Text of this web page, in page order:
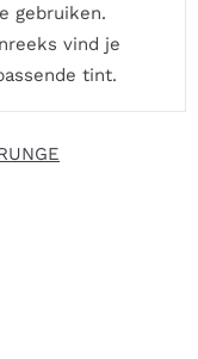
gebruiken.
vind je
tint.